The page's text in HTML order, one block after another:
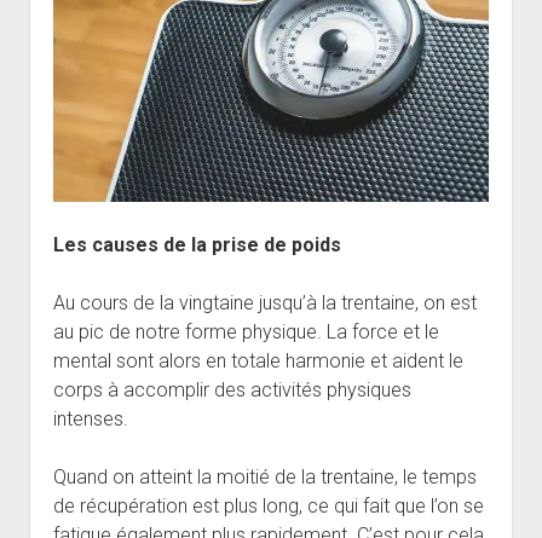
Les causes de la prise de poids
Au cours de la vingtaine jusqu’à la trentaine, on est
au pic de notre forme physique. La force et le
mental sont alors en totale harmonie et aident le
corps à accomplir des activités physiques
intenses.
Quand on atteint la moitié de la trentaine, le temps
de récupération est plus long, ce qui fait que l’on se